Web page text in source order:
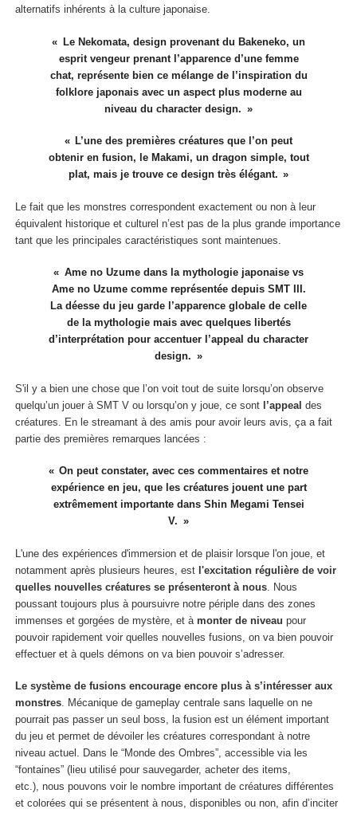
alternatifs inhérents à la culture japonaise.
Le Nekomata, design provenant du Bakeneko, un
esprit vengeur prenant l’apparence d’une femme
chat, représente bien ce mélange de l’inspiration du
folklore japonais avec un aspect plus moderne au
niveau du character design.
L’une des premières créatures que l’on peut
obtenir en fusion, le Makami, un dragon simple, tout
plat, mais je trouve ce design très élégant.
Le fait que les monstres correspondent exactement ou non à leur
équivalent historique et culturel n’est pas de la plus grande importance
tant que les principales caractéristiques sont maintenues.
Ame no Uzume dans la mythologie japonaise vs
Ame no Uzume comme représentée depuis SMT III.
La déesse du jeu garde l’apparence globale de celle
de la mythologie mais avec quelques libertés
d’interprétation pour accentuer l’appeal du character
design.
S'il y a bien une chose que l’on voit tout de suite lorsqu’on observe
quelqu’un jouer à SMT V ou lorsqu’on y joue, ce sont l’appeal des
créatures. En le streamant à des amis pour avoir leurs avis, ça a fait
partie des premières remarques lancées :
On peut constater, avec ces commentaires et notre
expérience en jeu, que les créatures jouent une part
extrêmement importante dans Shin Megami Tensei
V.
L'une des expériences d'immersion et de plaisir lorsque l'on joue, et
notamment après plusieurs heures, est l'excitation régulière de voir
quelles nouvelles créatures se présenteront à nous . Nous
poussant toujours plus à poursuivre notre périple dans des zones
immenses et gorgées de mystère, et à monter de niveau pour
pouvoir rapidement voir quelles nouvelles fusions, on va bien pouvoir
effectuer et à quels démons on va bien pouvoir s’adresser.
Le système de fusions encourage encore plus à s’intéresser aux
monstres. Mécanique de gameplay centrale sans laquelle on ne
pourrait pas passer un seul boss, la fusion est un élément important
du jeu et permet de dévoiler les créatures correspondant à notre
niveau actuel. Dans le “Monde des Ombres”, accessible via les
“fontaines” (lieu utilisé pour sauvegarder, acheter des items,
etc.), nous pouvons voir le nombre important de créatures différentes
et colorées qui se présentent à nous, disponibles ou non, afin d’inciter